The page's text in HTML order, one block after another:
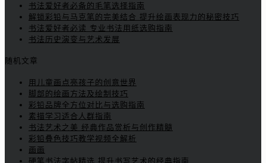
书法爱好者必备的毛笔选择指南
解锁彩铅与马克笔的完美结合 提升绘画表现力的秘密技巧
书法爱好者必读 专业书法用纸选购指南
书法历史演变与艺术发展
随机文章
用儿童画点亮孩子的创意世界
脚部的绘画方法及绘制技巧
彩铅品牌全方位对比与选购指南
素描学习适合人群指南
书法艺术之美 经典作品赏析与创作精髓
彩铅叠色技巧教学视频全解析
画画
硬笔书法字帖精选 提升书写艺术的经典指南